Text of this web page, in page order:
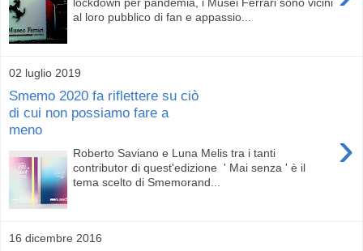
al loro pubblico di fan e appassio...
02 luglio 2019
Smemo 2020 fa riflettere su ciò
di cui non possiamo fare a
meno
›
Roberto Saviano e Luna Melis tra i tanti
contributor di quest'edizione ' Mai senza ' è il
tema scelto di Smemorand...
16 dicembre 2016